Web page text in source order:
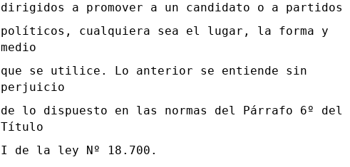
dirigidos a promover a un candidato o a partidos
políticos, cualquiera sea el lugar, la forma y
medio
que se utilice. Lo anterior se entiende sin
perjuicio
de lo dispuesto en las normas del Párrafo 6º del
Título
I de la ley Nº 18.700.